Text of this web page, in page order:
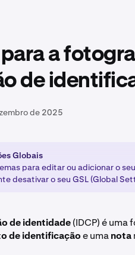
a
de
de 2025
Globais
para editar ou adicionar o
desativar o seu GSL (Global
de identidade(IDCP) é uma
de identificaçãoe umanota